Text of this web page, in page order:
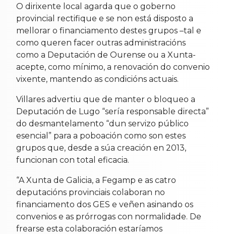
O dirixente local agarda que o goberno
provincial rectifique e se non está disposto a
mellorar o financiamento destes grupos –tal e
como queren facer outras administracións
como a Deputación de Ourense ou a Xunta-
acepte, como mínimo, a renovación do convenio
vixente, mantendo as condicións actuais.
Villares advertiu que de manter o bloqueo a
Deputación de Lugo “sería responsable directa”
do desmantelamento “dun servizo público
esencial” para a poboación como son estes
grupos que, desde a súa creación en 2013,
funcionan con total eficacia.
“A Xunta de Galicia, a Fegamp e as catro
deputacións provinciais colaboran no
financiamento dos GES e veñen asinando os
convenios e as prórrogas con normalidade. De
frearse esta colaboración estaríamos